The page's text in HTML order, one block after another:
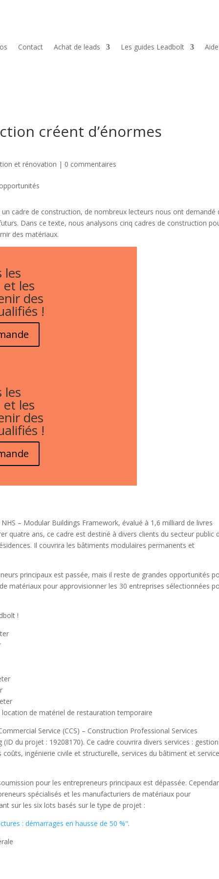
Contact Achat de leads Les guides Leadbolt
créent d’énormes
et rénovation | 0 commentaires
cadre de construction, de nombreux lecteurs nous ont demandé
Dans ce texte, nous analysons cinq cadres de construction
des matériaux.
les
les
des
!
les
les
des
!
– Modular Buildings Framework, évalué à 1,6 milliard de livres
quatre ans, ce cadre est destiné à divers clients du secteur public
Il couvrira les bâtiments modulaires permanents et
principaux est passée, mais il reste de grandes opportunités
matériaux pour approvisionner les 30 entreprises sélectionnées
!
de matériel de restauration temporaire
Service (CCS) – Construction Professional Services
du projet : 19208170). Ce cadre couvrira divers services :
ingénierie civile et structurelle, services du bâtiment et
pour les entrepreneurs principaux est dépassée.
spécialisés et les manufacturiers de matériaux pour
sur les six lots basés sur le type de projet :
: démarrages en hausse de 50 %".